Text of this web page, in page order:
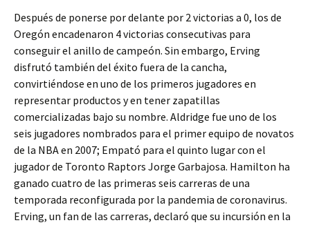
Después de ponerse por delante por 2 victorias a 0, los de
Oregón encadenaron 4 victorias consecutivas para
conseguir el anillo de campeón. Sin embargo, Erving
disfrutó también del éxito fuera de la cancha,
convirtiéndose en uno de los primeros jugadores en
representar productos y en tener zapatillas
comercializadas bajo su nombre. Aldridge fue uno de los
seis jugadores nombrados para el primer equipo de novatos
de la NBA en 2007; Empató para el quinto lugar con el
jugador de Toronto Raptors Jorge Garbajosa. Hamilton ha
ganado cuatro de las primeras seis carreras de una
temporada reconfigurada por la pandemia de coronavirus.
Erving, un fan de las carreras, declaró que su incursión en la